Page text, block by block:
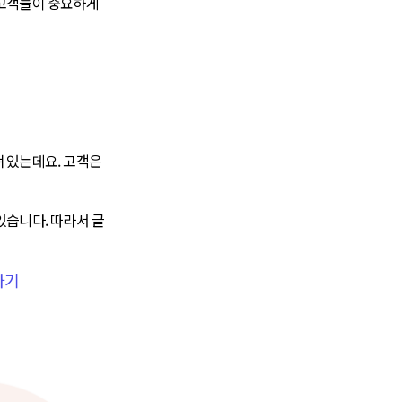
있는데요. 고객은
습니다. 따라서 글